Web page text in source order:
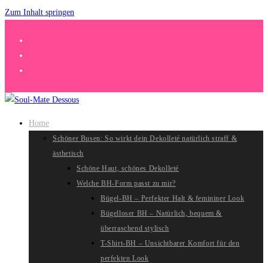
Zum Inhalt springen
Home
Schöner Busen: So wirkt dein Dekolleté natürlich straff &
ästhetisch
Schöne Haut, schönes Dekolleté
Welche BH-Form passt zu mir?
Bügel-BH – Perfekter Halt & femininer Look
Bügelloser BH – Natürlich, bequem &
überraschend stylisch
T-Shirt-BH – Unsichtbarer Komfort für den
perfekten Look